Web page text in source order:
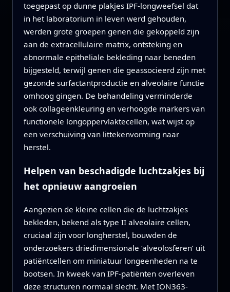
toegepast op dunne plakjes IPF-longweefsel dat
in het laboratorium in leven werd gehouden,
werden grote groepen genen die gekoppeld zijn
aan de extracellulaire matrix, ontsteking en
abnormale epitheliale bekleding naar beneden
bijgesteld, terwijl genen die geassocieerd zijn met
gezonde surfactantproductie en alveolaire functie
omhoog gingen. De behandeling verminderde
ook collageenkleuring en verhoogde markers van
functionele longoppervlaktecellen, wat wijst op
een verschuiving van littekenvorming naar
herstel.
Helpen van beschadigde luchtzakjes bij
het opnieuw aangroeien
Aangezien de kleine cellen die de luchtzakjes
bekleden, bekend als type II alveolaire cellen,
cruciaal zijn voor longherstel, bouwden de
onderzoekers driedimensionale ‘alveolosferen’ uit
patiëntcellen om miniatuur longeenheden na te
bootsen. In kweek van IPF-patiënten overleven
deze structuren normaal slecht. Met ION363-